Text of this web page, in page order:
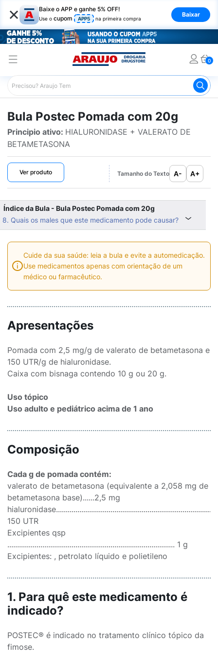
× Baixe o APP e ganhe 5% OFF!
Use o cupom APP5 na primeira compra
Baixar
0
Araujo Bulário Araujo Postec Pomada com 20g
Bula Postec Pomada com 20g
Principio ativo: HIALURONIDASE + VALERATO DE
BETAMETASONA
Ver produto Tamanho do Texto A- A+
Índice da Bula - Bula Postec Pomada com 20g
8. Quais os males que este medicamento pode causar?
Cuide da sua saúde: leia a bula e evite a automedicação.
Use medicamentos apenas com orientação de um
médico ou farmacêutico.
Apresentações
Pomada com 2,5 mg/g de valerato de betametasona e
150 UTR/g de hialuronidase.
Caixa com bisnaga contendo 10 g ou 20 g.
Uso tópico
Uso adulto e pediátrico acima de 1 ano
Composição
Cada g de pomada contém:
valerato de betametasona (equivalente a 2,058 mg de
betametasona base)......2,5 mg
150 UTR
Excipientes qsp
...................................................................................... 1 g
Excipientes: , petrolato líquido e polietileno
1. Para quê este medicamento é
indicado?
POSTEC® é indicado no tratamento clínico tópico da
fimose.